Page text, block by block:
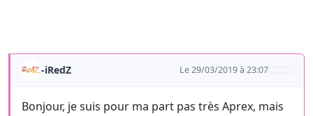
-iRedZ Le 29/03/2019 à 23:07
Bonjour, je suis pour ma part pas très Aprex, mais